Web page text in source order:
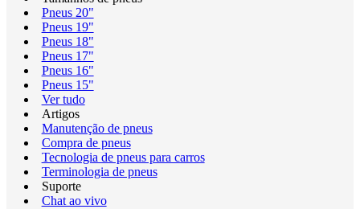
Pneus 20"
Pneus 19"
Pneus 18"
Pneus 17"
Pneus 16"
Pneus 15"
Ver tudo
Artigos
Manutenção de pneus
Compra de pneus
Tecnologia de pneus para carros
Terminologia de pneus
Suporte
Chat ao vivo